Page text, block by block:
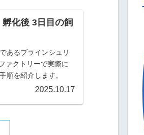
化後 3日目の飼
あるブラインシュリ
ァクトリーで実際に
順を紹介します。
2025.10.17